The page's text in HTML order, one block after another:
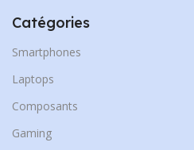
Catégories
Smartphones
Laptops
Composants
Gaming